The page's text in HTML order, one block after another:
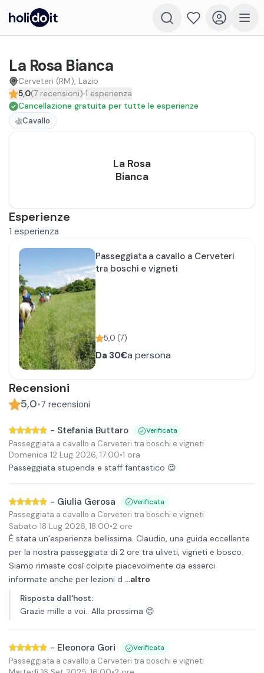
La Rosa Bianca
Cerveteri (RM), Lazio
5,0(7 recensioni) 1 esperienza
Cancellazione gratuita per tutte le esperienze
Cavallo
Esperienze
1 esperienza
Passeggiata a cavallo a Cerveteri
tra boschi e vigneti
5,0 (7)
Da 30€a persona
Recensioni
5,0•7 recensioni
- Stefania Buttaro Verificata
Passeggiata a cavallo a Cerveteri tra boschi e vigneti
Domenica 12 Lug 2026, 17:00•1 ora
Passeggiata stupenda e staff fantastico 😍
- Giulia Gerosa Verificata
Passeggiata a cavallo a Cerveteri tra boschi e vigneti
Sabato 18 Lug 2026, 18:00•2 ore
È stata un’esperienza bellissima. Claudio, una guida eccellente
per la nostra passeggiata di 2 ore tra uliveti, vigneti e bosco.
Siamo rimaste così colpite piacevolmente da esserci
informate anche per lezioni d ...altro
Risposta dall'host:
Grazie mille a voi.. Alla prossima 😊
- Eleonora Gori Verificata
Passeggiata a cavallo a Cerveteri tra boschi e vigneti
La Rosa
Bianca